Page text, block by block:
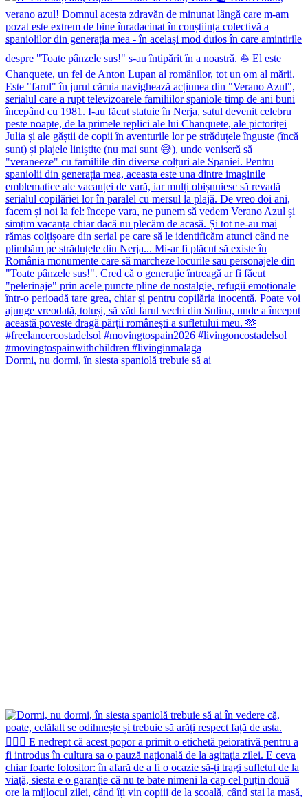
Dormi, nu dormi, în siesta spaniolă trebuie să ai